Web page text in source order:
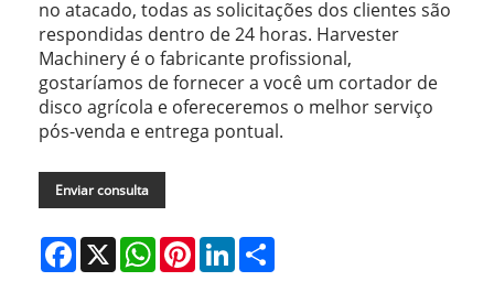
no atacado, todas as solicitações dos clientes são
respondidas dentro de 24 horas. Harvester
Machinery é o fabricante profissional,
gostaríamos de fornecer a você um cortador de
disco agrícola e ofereceremos o melhor serviço
pós-venda e entrega pontual.
Enviar consulta
Facebook
X WhatsAppPinterestLinkedIn